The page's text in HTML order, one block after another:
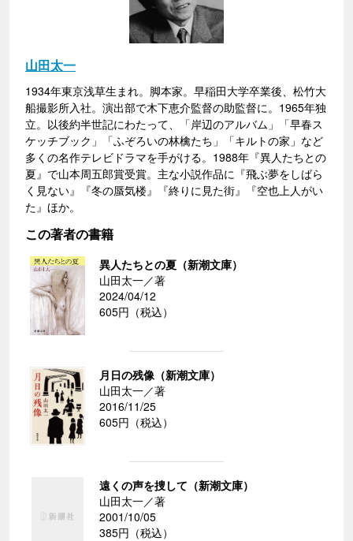
山田太一
1934年東京浅草生まれ。脚本家。早稲田大学卒業後、松竹大
船撮影所入社。演出部で木下恵介監督の助監督に。1965年独
立。以後約半世記にわたって、「岸辺のアルバム」「早春ス
ケッチブック」「ふぞろいの林檎たち」「キルトの家」など
多くの名作テレビドラマを手がける。1988年『異人たちとの
夏』で山本周五郎賞受賞。主な小説作品に『飛ぶ夢をしばら
く見ない』『冬の蜃気楼』『終りに見た街』『空也上人がい
た』ほか。
この著者の書籍
異人たちとの夏（新潮文庫）
山田太一／著
2024/04/12
605円（税込）
月日の残像（新潮文庫）
山田太一／著
2016/11/25
605円（税込）
遠くの声を捜して（新潮文庫）
山田太一／著
2001/10/05
385円（税込）